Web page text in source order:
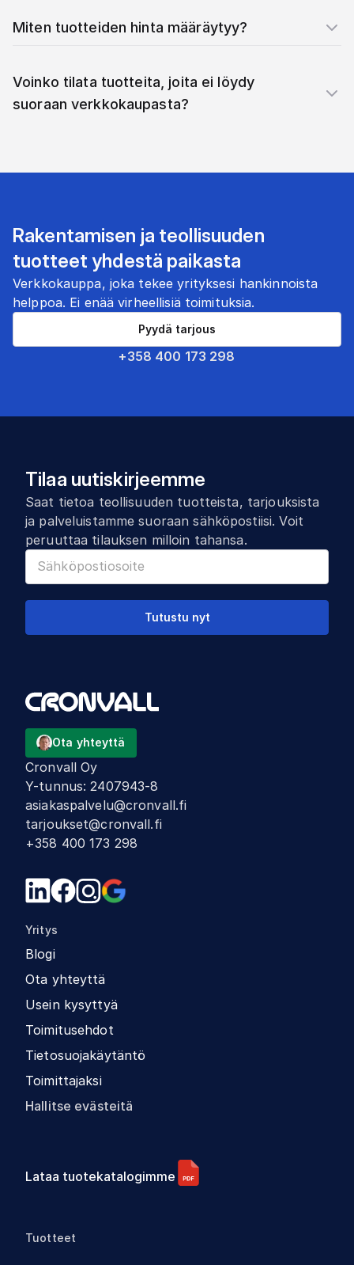
Miten tuotteiden hinta määräytyy?
Voinko tilata tuotteita, joita ei löydy
suoraan verkkokaupasta?
Rakentamisen ja teollisuuden
tuotteet yhdestä paikasta
Verkkokauppa, joka tekee yrityksesi hankinnoista
helppoa. Ei enää virheellisiä toimituksia.
+358 400 173 298
Pyydä tarjous
Tilaa uutiskirjeemme
Saat tietoa teollisuuden tuotteista, tarjouksista
ja palveluistamme suoraan sähköpostiisi. Voit
peruuttaa tilauksen milloin tahansa.
Tutustu nyt
Ota yhteyttä
Cronvall Oy
Y-tunnus:2407943-8
asiakaspalvelu@cronvall.fi
tarjoukset@cronvall.fi
+358 400 173 298
Yritys
Blogi
Ota yhteyttä
Usein kysyttyä
Toimitusehdot
Tietosuojakäytäntö
Toimittajaksi
Hallitse evästeitä
Lataa tuotekatalogimme
Tuotteet